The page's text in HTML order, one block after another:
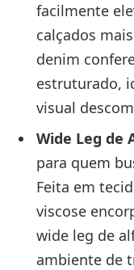
facilmente
calçados
denim
estruturado,
visual
Wide Leg de
para quem
Feita em
viscose
wide leg de
ambiente de